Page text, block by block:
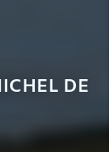
DE